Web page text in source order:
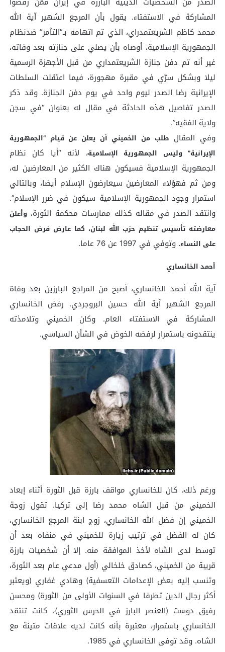
المشاركة في الاستفتاء. يقول بأن المرجع الشهير آية الله
محمد كاظم الشريعتمدراي، الذي تم اتهامه بـ”التآمر” ضدنظام
الجمهورية الإسلامية، أوصاه بأن يصلي على جنازته بعد وفاته،
غير أنه تم دفن جنازة الشريعتمداري من قبل الأجهزة الرسمية
ليلا وبشكل سرّي في مقبرة مهجورة، فيما اعتقلت السلطات
الإيرانية رضا الصدر ليوم واحد في يوم دفن الجنازة. وقد ذكر
الصدر تفاصيل هذه الحادثة في مقال له بعنوان “في سجن
ولاية الفقيه”.
وفي المقال طلب من الخميني أن يعلن عن قيام “الجمهورية
الإيرانية” وليس الجمهورية الإسلامية، لأنه “أيا كان نظام
الجمهورية الإسلامية فسيكون هناك الكثير من المعارضين له،
ومن ثم فهؤلاء المعارضين سيعارضون الإسلام أيضا، وبالتالي
استمرار وجود الجمهورية الإسلامية سيكون في ضرر الإسلام”.
وانتقد الصدر في مقاله كذلك ممارسات محكمة الثورة، وأعلن
معارضته تأسيس تنظيم حزب الله لبنان، كما عارض فرض الحجاب
على النساء. وتوفي في 1997 عن 76 عاما.
أحمد الخانساري
آية الله أحمد الخانساري، أصبح من المراجع البارزين بعد وفاة
المرجع الشهير آية الله حسين البروجردي. رفض الخانساري
المشاركة في الاستفتاء العام. وكان الخميني وتلامذته
ينتقدونه باستمرار لرفضه الخوض في الشأن السياسي.
ورغم ذلك، كان للخانساري مواقف بارزة قبل الثورة أثناء إبعاد
الخميني من قبل الشاه محمد رضا إلى تركيا. تقول زوجة
الخميني إن فضل الله الخانساري، زوج ابنة المرجع الخانساري،
كان له الفضل في ترتيب زيارة للخميني في منفاه بعد أن
توسط لدى الشاه لأخذ الموافقة منه. إلا أن شخصيات بارزة
قريبة من الخميني، كصادق خلخالي (أول مدعي عام بعد الثورة،
وتنسب إليه بعض الإعدامات التعسفية) وهادي غفاري (ويعتبر
أكثر رجال الدين تطرفا في السنوات الأولى من الثورة) ومحسن
رفيق دوست (العنصر البارز في الحرس الثوري)، كانت تنتقد
الخانساري باستمرار، معتبرة بأنه كانت لديه علاقات متينة مع
الشاه. وقد توفى الخانساري في 1985.